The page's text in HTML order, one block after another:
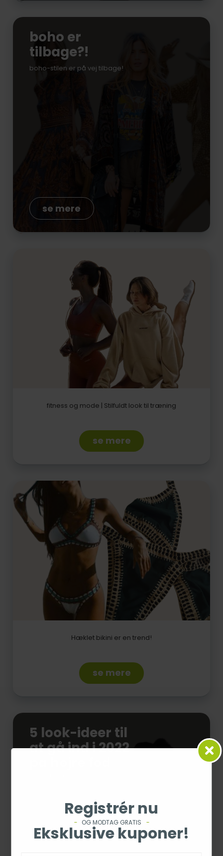
Registrér nu
OG MODTAG GRATIS
Eksklusive kuponer!
boho er
tilbage?!
boho-stilen er på vej tilbage!
se mere
fitness og mode | Stilfuldt look til træning
se mere
Hæklet bikini er en trend!
se mere
5 look-ideer til
at gå ind i 2022